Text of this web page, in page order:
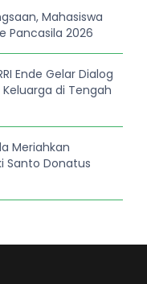
Mahasiswa
Pancasila 2026
Ende Gelar Dialog
di Tengah
Meriahkan
Santo Donatus